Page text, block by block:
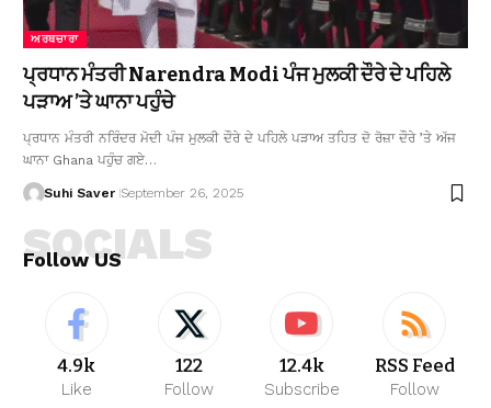
ਅਰਥਚਾਰਾ
ਪ੍ਰਧਾਨ ਮੰਤਰੀ Narendra Modi ਪੰਜ ਮੁਲਕੀ ਦੌਰੇ ਦੇ ਪਹਿਲੇ
ਪੜਾਅ ’ਤੇ ਘਾਨਾ ਪਹੁੰਚੇ
ਪ੍ਰਧਾਨ ਮੰਤਰੀ ਨਰਿੰਦਰ ਮੋਦੀ ਪੰਜ ਮੁਲਕੀ ਦੌਰੇ ਦੇ ਪਹਿਲੇ ਪੜਾਅ ਤਹਿਤ ਦੋ ਰੋਜ਼ਾ ਦੌਰੇ ’ਤੇ ਅੱਜ
ਘਾਨਾ Ghana ਪਹੁੰਚ ਗਏ…
Suhi Saver September 26, 2025
Follow US
SOCIALS
4.9k
Like
122
Follow
12.4k
Subscribe
RSS Feed
Follow